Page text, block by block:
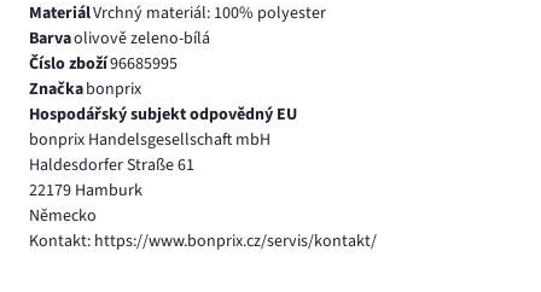
MateriálVrchný materiál: 100% polyester
Barvaolivově zeleno-bílá
Číslo zboží96685995
Značkabonprix
Hospodářský subjekt odpovědný EU
bonprix Handelsgesellschaft mbH
Haldesdorfer Straße 61
22179 Hamburk
Německo
Kontakt: https://www.bonprix.cz/servis/kontakt/